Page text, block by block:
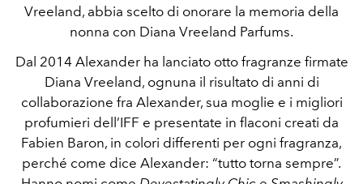
Vreeland, abbia scelto di onorare la memoria della
nonna con Diana Vreeland Parfums.
Dal 2014 Alexander ha lanciato otto fragranze firmate
Diana Vreeland, ognuna il risultato di anni di
collaborazione fra Alexander, sua moglie e i migliori
profumieri dell’IFF e presentate in flaconi creati da
Fabien Baron, in colori differenti per ogni fragranza,
perché come dice Alexander: “tutto torna sempre”.